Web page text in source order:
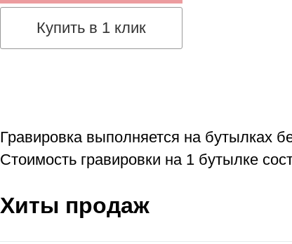
Купить в 1 клик
Гравировка выполняется на бутылках
Стоимость гравировки на 1 бутылке
Хиты продаж